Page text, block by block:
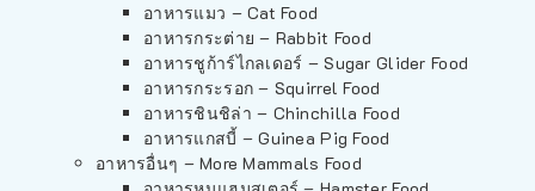
อาหารแมว – Cat Food
อาหารกระต่าย – Rabbit Food
อาหารชูก้าร์ไกลเดอร์ – Sugar Glider Food
อาหารกระรอก – Squirrel Food
อาหารชินชิล่า – Chinchilla Food
อาหารแกสบี้ – Guinea Pig Food
อาหารอื่นๆ – More Mammals Food